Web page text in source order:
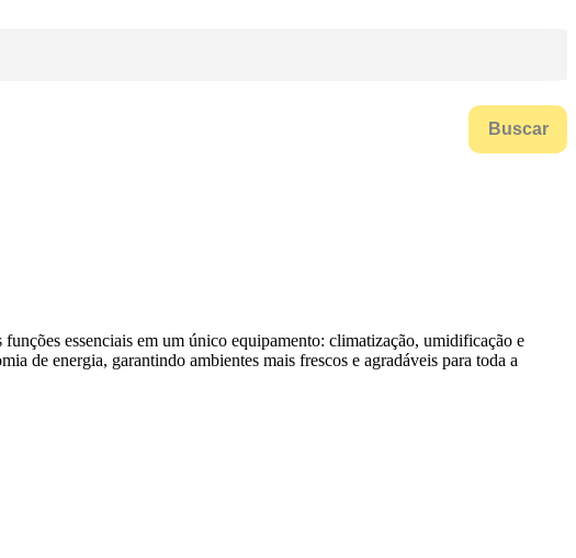
Buscar
essenciais em um único equipamento: climatização, umidificação e
de energia, garantindo ambientes mais frescos e agradáveis para toda a